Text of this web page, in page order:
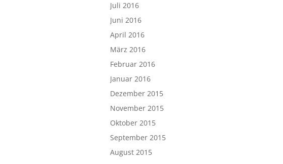
Juli 2016
Juni 2016
April 2016
März 2016
Februar 2016
Januar 2016
Dezember 2015
November 2015
Oktober 2015
September 2015
August 2015